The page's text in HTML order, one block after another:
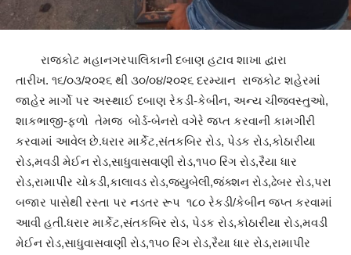
રાજકોટ મહાનગરપાલિકાની દબાણ હટાવ શાખા દ્વારા
તારીખ. ૧૬/૦૩/૨૦૨૬ થી ૩૦/૦૪/૨૦૨૬ દરમ્યાન રાજકોટ શહેરમાં
જાહેર માર્ગો પર અસ્થાઈ દબાણ રેકડી-કેબીન, અન્ય ચીજવસ્તુઓ,
શાકભાજી-ફળો તેમજ બોર્ડ-બેનરો વગેરે જપ્ત કરવાની કામગીરી
કરવામાં આવેલ છે.ધરાર માર્કેટ,સંતકબિર રોડ, પેડક રોડ,કોઠારીયા
રોડ,મવડી મેઈન રોડ,સાધુવાસવાણી રોડ,૧૫૦ રિંગ રોડ,રૈયા ધાર
રોડ,રામાપીર ચોકડી,કાલાવડ રોડ,જ્યુબેલી,જંક્શન રોડ,ઢેબર રોડ,પરા
બજાર પાસેથી રસ્તા પર નડતર રૂપ ૧૮૦ રેકડી/કેબીન જપ્ત કરવામાં
આવી હતી.ધરાર માર્કેટ,સંતકબિર રોડ, પેડક રોડ,કોઠારીયા રોડ,મવડી
મેઈન રોડ,સાધુવાસવાણી રોડ,૧૫૦ રિંગ રોડ,રૈયા ધાર રોડ,રામાપીર